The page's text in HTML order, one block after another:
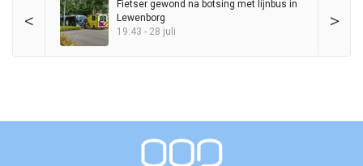
< >
Fietser gewond na botsing met lijnbus in
Lewenborg
19:43 - 28 juli